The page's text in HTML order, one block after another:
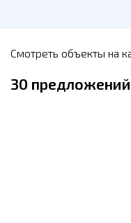
Смотреть объекты на
30 предложений